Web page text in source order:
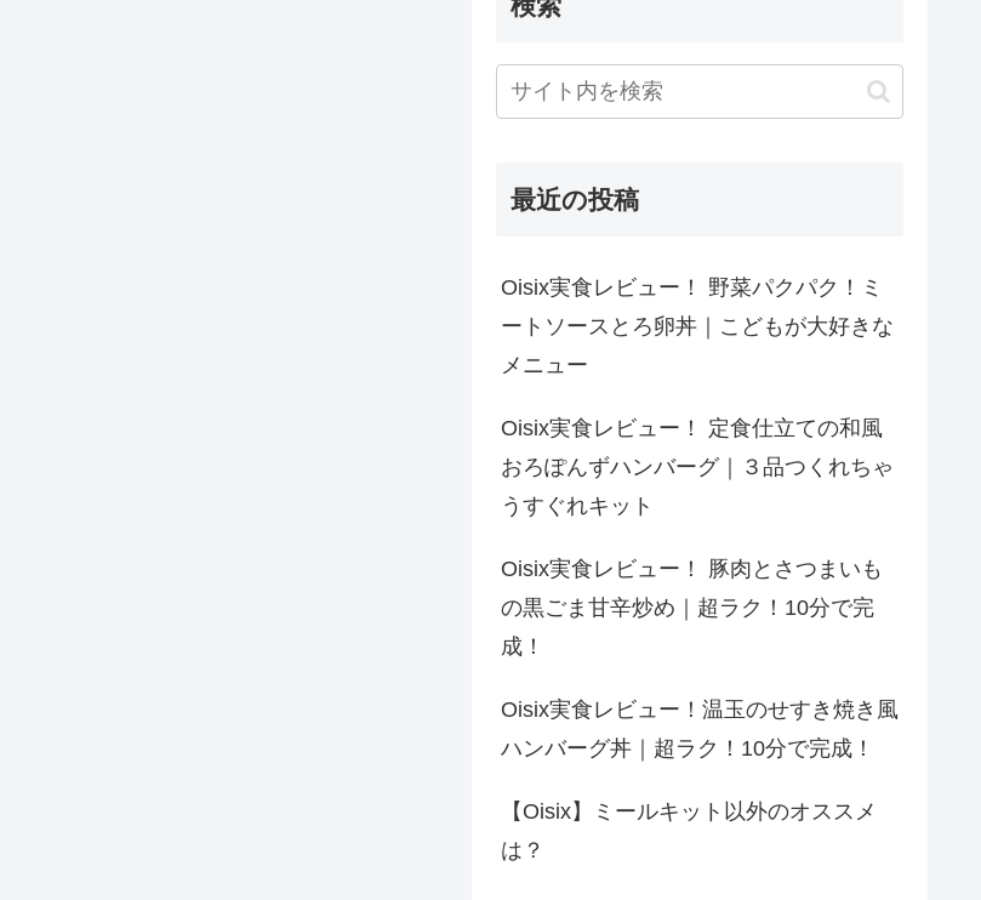
検索
最近の投稿
Oisix実食レビュー！ 野菜パクパク！ミ
ートソースとろ卵丼｜こどもが大好きな
メニュー
Oisix実食レビュー！ 定食仕立ての和風
おろぽんずハンバーグ｜３品つくれちゃ
うすぐれキット
Oisix実食レビュー！ 豚肉とさつまいも
の黒ごま甘辛炒め｜超ラク！10分で完
成！
Oisix実食レビュー！温玉のせすき焼き風
ハンバーグ丼｜超ラク！10分で完成！
【Oisix】ミールキット以外のオススメ
は？